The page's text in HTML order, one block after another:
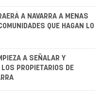
A NAVARRA A MENAS
QUE HAGAN LO
A SEÑALAR Y
PROPIETARIOS DE